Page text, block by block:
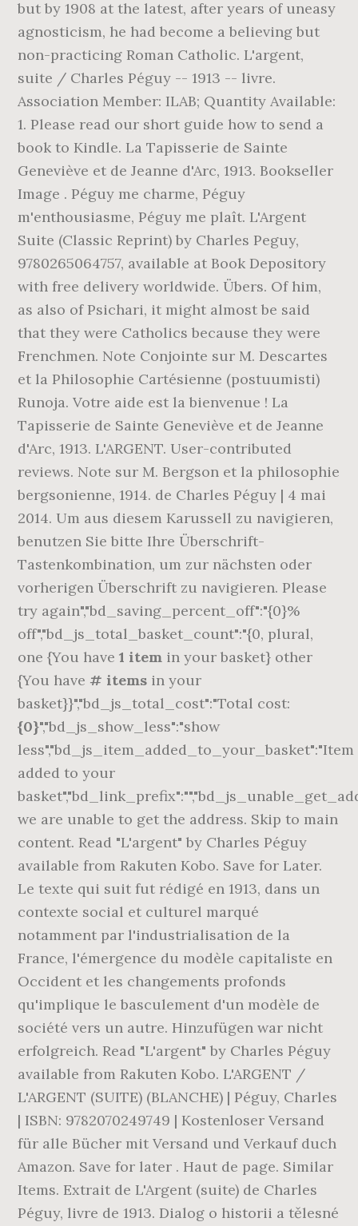
off","bd_js_total_basket_count":"{0, plural,
one {You have1 item in your basket} other
{You have # items in your
basket}}","bd_js_total_cost":"Total cost:
{0}","bd_js_show_less":"show
less","bd_js_item_added_to_your_basket":"Item
added to your
we are unable to get the address. Skip to main
content. Read "L'argent" by Charles Péguy
available from Rakuten Kobo. Save for Later.
Le texte qui suit fut rédigé en 1913, dans un
contexte social et culturel marqué
notamment par l'industrialisation de la
France, l'émergence du modèle capitaliste en
Occident et les changements profonds
qu'implique le basculement d'un modèle de
société vers un autre. Hinzufügen war nicht
erfolgreich. Read "L'argent" by Charles Péguy
available from Rakuten Kobo. L'ARGENT /
L'ARGENT (SUITE) (BLANCHE) | Péguy, Charles
| ISBN: 9782070249749 | Kostenloser Versand
für alle Bücher mit Versand und Verkauf duch
Amazon. Save for later . Haut de page. Similar
Items. Extrait de L'Argent (suite) de Charles
Péguy, livre de 1913. Dialog o historii a tělesné